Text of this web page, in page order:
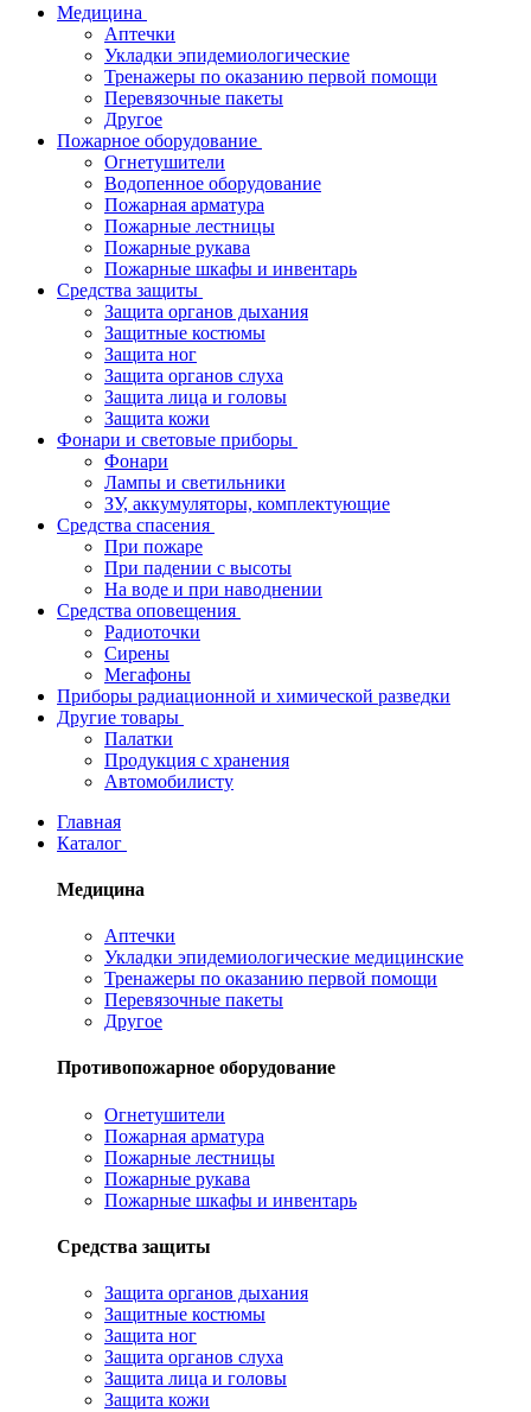
Медицина
Аптечки
Укладки эпидемиологические
Тренажеры по оказанию первой помощи
Перевязочные пакеты
Другое
Пожарное оборудование
Огнетушители
Водопенное оборудование
Пожарная арматура
Пожарные лестницы
Пожарные рукава
Пожарные шкафы и инвентарь
Средства защиты
Защита органов дыхания
Защитные костюмы
Защита ног
Защита органов слуха
Защита лица и головы
Защита кожи
Фонари и световые приборы
Фонари
Лампы и светильники
ЗУ, аккумуляторы, комплектующие
Средства спасения
При пожаре
При падении с высоты
На воде и при наводнении
Средства оповещения
Радиоточки
Сирены
Мегафоны
Приборы радиационной и химической разведки
Другие товары
Палатки
Продукция с хранения
Автомобилисту
Главная
Каталог
Медицина
Аптечки
Укладки эпидемиологические медицинские
Тренажеры по оказанию первой помощи
Перевязочные пакеты
Другое
Противопожарное оборудование
Огнетушители
Пожарная арматура
Пожарные лестницы
Пожарные рукава
Пожарные шкафы и инвентарь
Средства защиты
Защита органов дыхания
Защитные костюмы
Защита ног
Защита органов слуха
Защита лица и головы
Защита кожи